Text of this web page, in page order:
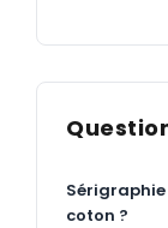
coton ?